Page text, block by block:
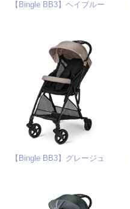
【Bingle BB3】ヘイブルー
【Bingle BB3】グレージュ